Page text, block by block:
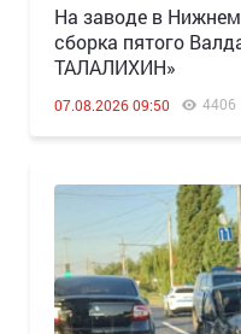
Н️а заводе в
сборка пятого
ТАЛАЛИХИН»
07.08.2026 09:50 4406